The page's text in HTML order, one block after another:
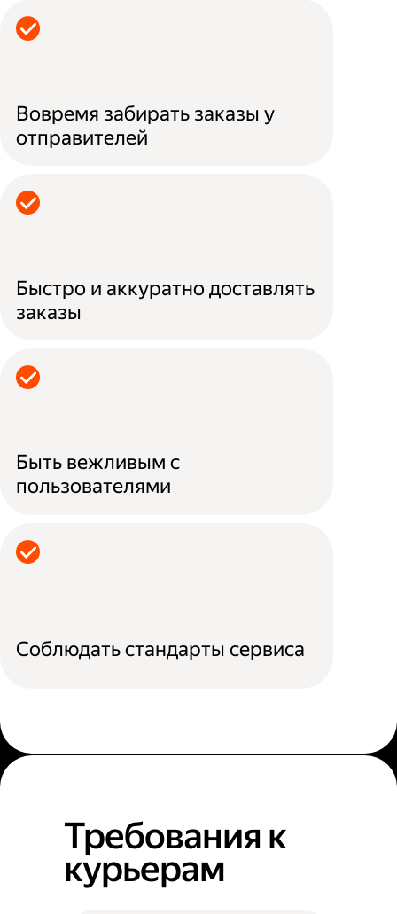
Вовремя забирать заказы у
отправителей
Быстро и аккуратно доставлять
заказы
Быть вежливым с
пользователями
Соблюдать стандарты сервиса
Требования к
курьерам